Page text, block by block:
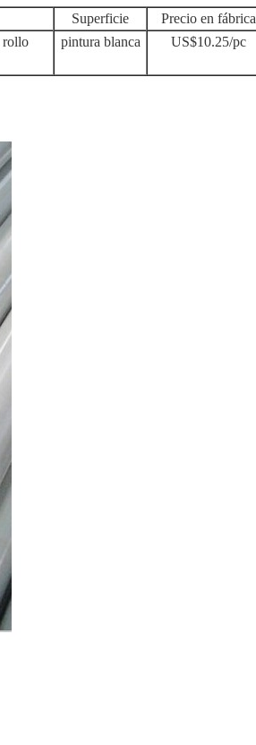
Superficie
Precio en fábrica
rollo pintura blanca US$10.25/pc